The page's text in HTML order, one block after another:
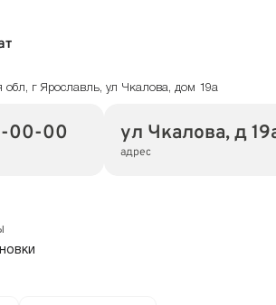
обл, г Ярославль, ул Чкалова, дом 19а
00-00 ул Чкалова, д
адрес